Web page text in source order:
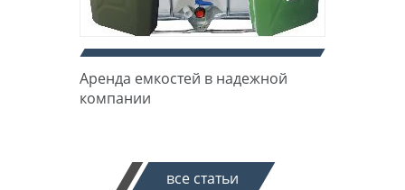
Аренда емкостей в надежной
компании
все статьи